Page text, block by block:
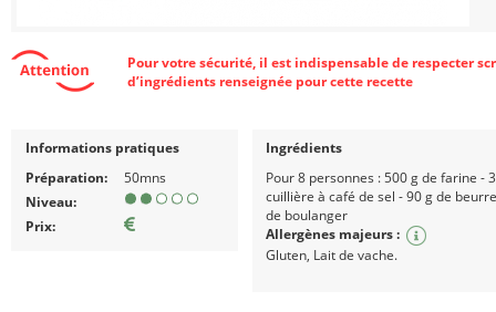
Pour votre sécurité, il est indispensable de respecter
d’ingrédients renseignée pour cette recette
Informations pratiques
Préparation:
50mns
Niveau:
Prix:
Ingrédients
Pour 8 personnes : 500 g de farine -
cuillière à café de sel - 90 g de
de boulanger
Allergènes majeurs :
Gluten, Lait de vache.